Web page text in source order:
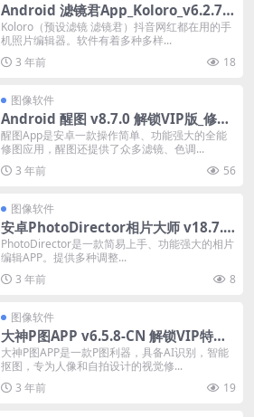
Android 滤镜君App_Koloro_v6.2.7_
解锁高级版
Koloro（预设滤镜 滤镜君）抖音网红都在用的手
机照片编辑器。软件有着多种多样...
3 年前
18
图像软件
Android 醒图 v8.7.0 解锁VIP版_修出
高级美
醒图App是安卓一款操作简单、功能强大的全能
修图应用，醒图还提供了众多滤镜、色调...
3 年前
56
图像软件
安卓PhotoDirector相片大师 v18.7.5
解锁高级版
PhotoDirector是一款简易上手、功能强大的相片
编辑APP。提供多种调整...
3 年前
8
图像软件
大神P图APP v6.5.8-CN 解锁VIP特权
专业版
大神P图APP是一款P图利器，具备AI识别，智能
抠图，专为人像和自拍设计的视觉修...
3 年前
19